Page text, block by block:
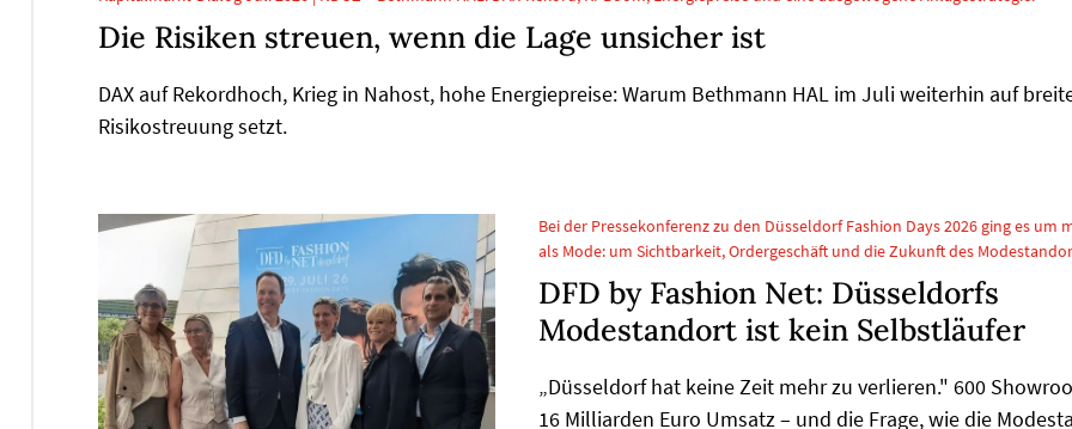
Die Risiken streuen, wenn die Lage unsicher ist
DAX auf Rekordhoch, Krieg in Nahost, hohe Energiepreise: Warum Bethmann HAL im Juli weiterhin auf
Risikostreuung setzt.
Bei der Pressekonferenz zu den Düsseldorf Fashion Days 2026 ging es um
als Mode: um Sichtbarkeit, Ordergeschäft und die Zukunft des
DFD by Fashion Net: Düsseldorfs
Modestandort ist kein Selbstläufer
„Düsseldorf hat keine Zeit mehr zu verlieren." 600
16 Milliarden Euro Umsatz – und die Frage, wie die